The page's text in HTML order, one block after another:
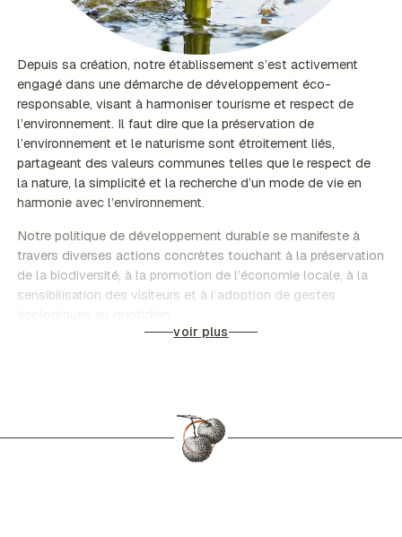
Depuis sa création, notre établissement s’est activement
engagé dans une démarche de développement éco-
responsable, visant à harmoniser tourisme et respect de
l’environnement. Il faut dire que la préservation de
l’environnement et le naturisme sont étroitement liés,
partageant des valeurs communes telles que le respect de
la nature, la simplicité et la recherche d’un mode de vie en
harmonie avec l’environnement.
Notre politique de développement durable se manifeste à
travers diverses actions concrètes touchant à la préservation
de la biodiversité, à la promotion de l’économie locale, à la
sensibilisation des visiteurs et à l’adoption de gestes
voir plus